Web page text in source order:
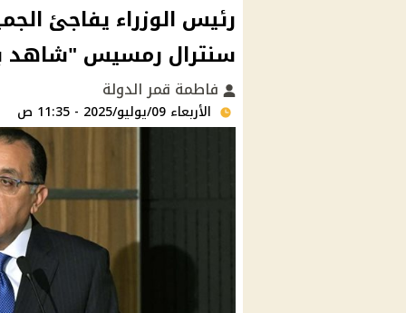
رئيس الوزراء يفاجئ
سنترال رمسيس "شاهد
فاطمة قمر الدولة
الأربعاء 09/يوليو/2025 - 11:35 ص